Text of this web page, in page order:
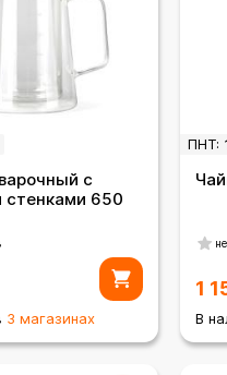
с
650
3 магазинах
ПНТ:
1
В